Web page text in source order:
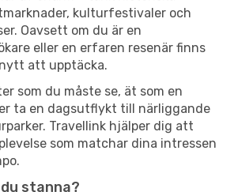
kulturfestivaler och
Oavsett om du är en
eller en erfaren resenär finns
att upptäcka.
som du måste se, ät som en
ta en dagsutflykt till närliggande
Travellink hjälper dig att
som matchar dina intressen
stanna?